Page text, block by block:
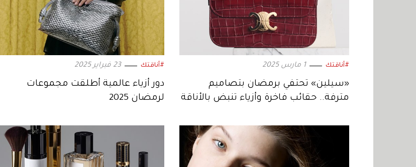
#أناقتك 1 مارس 2025
«سيلين» تحتفي برمضان بتصاميم
مترفة.. حقائب فاخرة وأزياء تنبض بالأناقة
#أناقتك 23 فبراير 2025
دور أزياء عالمية أطلقت مجموعات
لرمضان 2025